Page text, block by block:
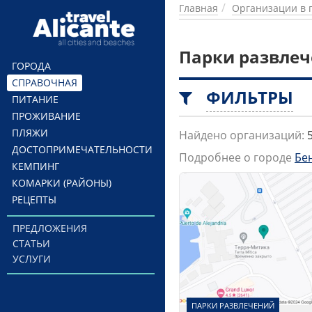
Перейти к основному содержанию
ГОРОДА
СПРАВОЧНАЯ
ПИТАНИЕ
ПРОЖИВАНИЕ
ПЛЯЖИ
ДОСТОПРИМЕЧАТЕЛЬНОСТИ
КЕМПИНГ
КОМАРКИ (РАЙОНЫ)
РЕЦЕПТЫ
ПРЕДЛОЖЕНИЯ
СТАТЬИ
УСЛУГИ
Главная Организации в
Парки
ФИЛЬТРЫ
Найдено организаций:
Подробнее о городе
ПАРКИ РАЗВЛЕЧЕНИЙ